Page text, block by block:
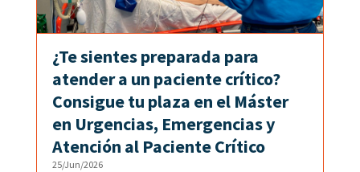
¿Te sientes preparada para
atender a un paciente crítico?
Consigue tu plaza en el Máster
en Urgencias, Emergencias y
Atención al Paciente Crítico
25/Jun/2026